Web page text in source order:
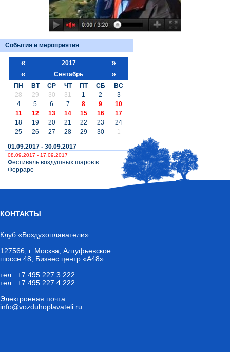
События и мероприятия
« 2017
»
«
Сентабрь »
ПН ВТ СР ЧТ ПТ СБ
ВС
28
29 30 31 1 2
3
4
5 6 7 8 9
10
11
12 13 14 15 16
17
18
19 20 21 22 23
24
25
26 27 28 29 30 1
01.09.2017 - 30.09.2017
08.09.2017 - 17.09.2017
Фестиваль воздушных шаров в
Ферраре
КОНТАКТЫ
Клуб «Воздухоплаватели»
127566 г. Москва , Алтуфьевское
шоссе 48, Бизнес центр «А48»
тел.: +7 495 227 3 222
тел.: +7 495 227 4 222
Электронная почта:
info@vozduhoplavateli.ru